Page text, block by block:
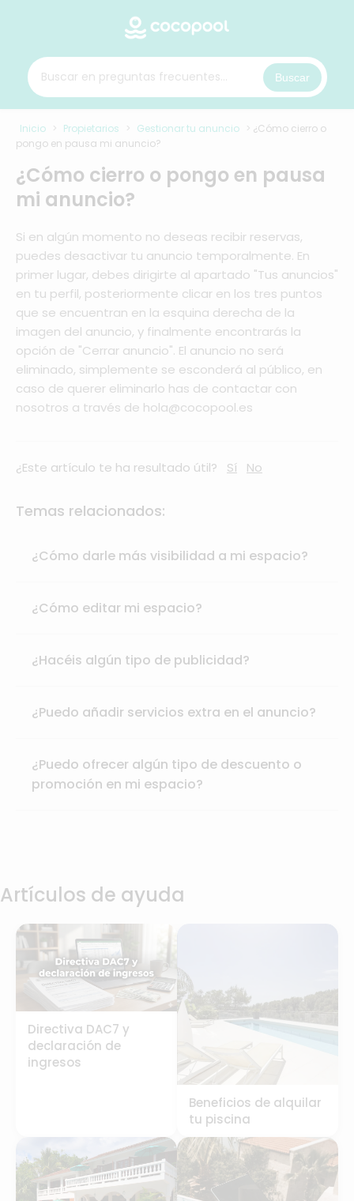
Buscar
Inicio > Propietarios > Gestionar tu anuncio > ¿Cómo cierro o
pongo en pausa mi anuncio?
¿Cómo cierro o pongo en pausa
mi anuncio?
Si en algún momento no deseas recibir reservas,
puedes desactivar tu anuncio temporalmente. En
primer lugar, debes dirigirte al apartado "Tus anuncios"
en tu perfil, posteriormente clicar en los tres puntos
que se encuentran en la esquina derecha de la
imagen del anuncio, y finalmente encontrarás la
opción de "Cerrar anuncio". El anuncio no será
eliminado, simplemente se esconderá al público, en
caso de querer eliminarlo has de contactar con
nosotros a través de hola@cocopool.es
¿Este artículo te ha resultado útil? Sí No
Temas relacionados:
¿Cómo darle más visibilidad a mi espacio?
¿Cómo editar mi espacio?
¿Hacéis algún tipo de publicidad?
¿Puedo añadir servicios extra en el anuncio?
¿Puedo ofrecer algún tipo de descuento o
promoción en mi espacio?
Artículos de ayuda
Directiva DAC7 y
declaración de
ingresos
Beneficios de alquilar
tu piscina